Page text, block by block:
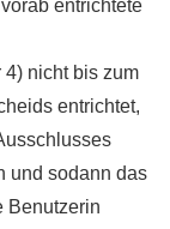
entrichtete
nicht bis zum
entrichtet,
und sodann das
Benutzerin